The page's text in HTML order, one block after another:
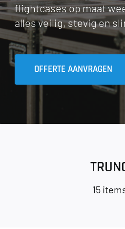
flightcases op maat
alles veilig, stevig en
OFFERTE AANVRAGEN
15